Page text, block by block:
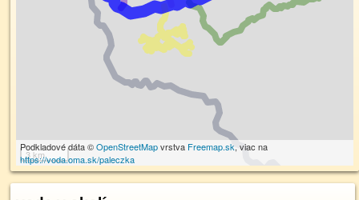
3 km
Podkladové dáta ©OpenStreetMapvrstva Freemap.sk, viac na
https://voda.oma.sk/paleczka